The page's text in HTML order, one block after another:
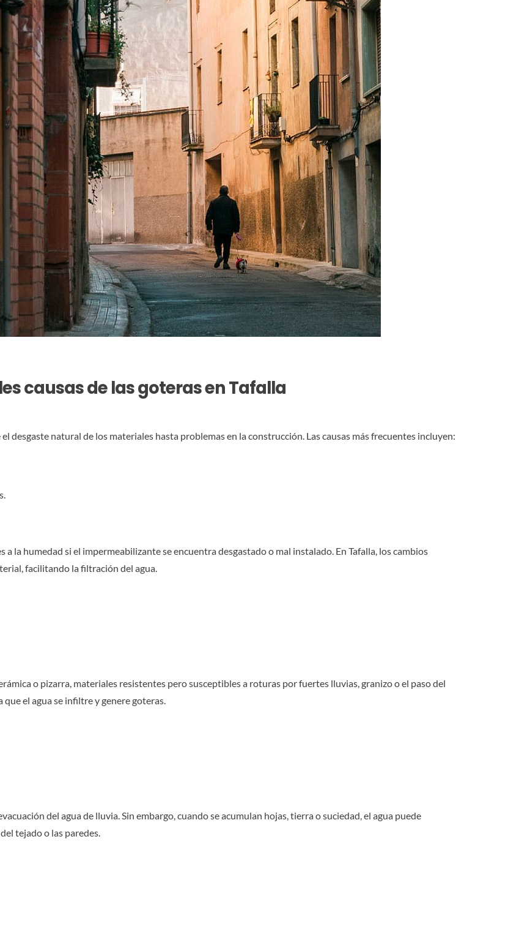
causas de las goteras en Tafalla
desgaste natural de los materiales hasta problemas en la construcción. Las causas más frecuentes incluyen:
la humedad si el impermeabilizante se encuentra desgastado o mal instalado. En Tafalla, los cambios
facilitando la filtración del agua.
o pizarra, materiales resistentes pero susceptibles a roturas por fuertes lluvias, granizo o el paso del
el agua se infiltre y genere goteras.
del agua de lluvia. Sin embargo, cuando se acumulan hojas, tierra o suciedad, el agua puede
tejado o las paredes.